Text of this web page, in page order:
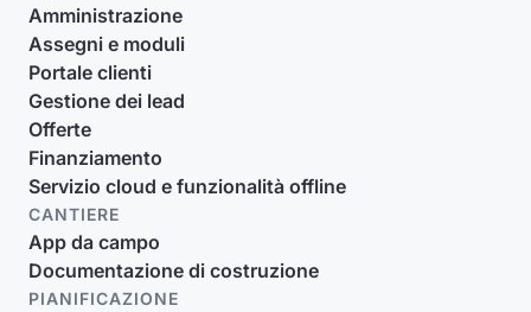
Amministrazione
Assegni e moduli
Portale clienti
Gestione dei lead
Offerte
Finanziamento
Servizio cloud e funzionalità offline
CANTIERE
App da campo
Documentazione di costruzione
PIANIFICAZIONE